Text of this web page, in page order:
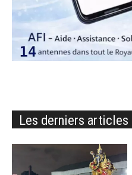
Les derniers articles